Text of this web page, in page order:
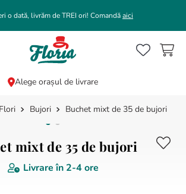
o dată, livrăm de TREI ori! Comandăaici
plante, cadouri...
Alege orașul de livrare
Bujori Buchet mixt de 35 de bujori
mixt de 35 de bujori
Livrare în 2-4 ore